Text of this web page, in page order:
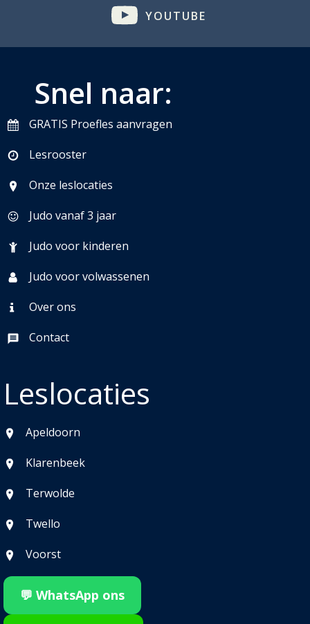
YOUTUBE
Snel naar:
GRATIS Proefles aanvragen
Lesrooster
Onze leslocaties
Judo vanaf 3 jaar
Judo voor kinderen
Judo voor volwassenen
Over ons
Contact
Leslocaties
Apeldoorn
Klarenbeek
Terwolde
Twello
Voorst
💬 WhatsApp ons